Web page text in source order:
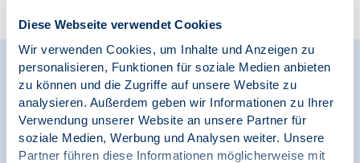
Diese Webseite verwendet Cookies
Wir verwenden Cookies, um Inhalte und Anzeigen zu
personalisieren, Funktionen für soziale Medien anbieten
zu können und die Zugriffe auf unsere Website zu
analysieren. Außerdem geben wir Informationen zu Ihrer
Verwendung unserer Website an unsere Partner für
soziale Medien, Werbung und Analysen weiter. Unsere
Partner führen diese Informationen möglicherweise mit
Neuigkeiten
der BDP-S